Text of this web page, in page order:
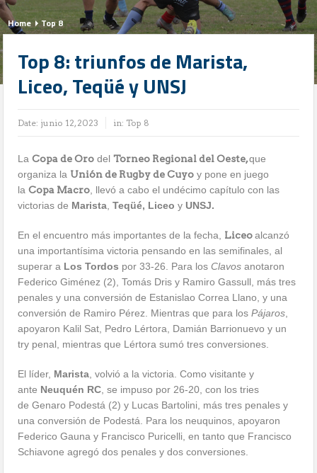
Home Top 8
Top 8: triunfos de Marista,
Liceo, Teqüé y UNSJ
Date: junio 12, 2023 in: Top 8
LaCopa de Oro delTorneo Regional del Oeste,que
organiza la Unión de Rugby de Cuyo y pone en juego
laCopa Macro, llevó a cabo el undécimo capítulo con las
victorias de Marista,Teqüé, Liceoy UNSJ.
En el encuentro más importantes de la fecha, Liceoalcanzó
una importantísima victoria pensando en las semifinales, al
superar a Los Tordos por 33-26. Para losClavosanotaron
Federico Giménez (2), Tomás Dris y Ramiro Gassull, más tres
penales y una conversión de Estanislao Correa Llano, y una
conversión de Ramiro Pérez. Mientras que para losPájaros,
apoyaron Kalil Sat, Pedro Lértora, Damián Barrionuevo y un
try penal, mientras que Lértora sumó tres conversiones.
El líder, Marista, volvió a la victoria. Como visitante y
ante Neuquén RC, se impuso por 26-20, con los tries
de Genaro Podestá (2) y Lucas Bartolini, más tres penales y
una conversión de Podestá. Para los neuquinos, apoyaron
Federico Gauna y Francisco Puricelli, en tanto que Francisco
Schiavone agregó dos penales y dos conversiones.